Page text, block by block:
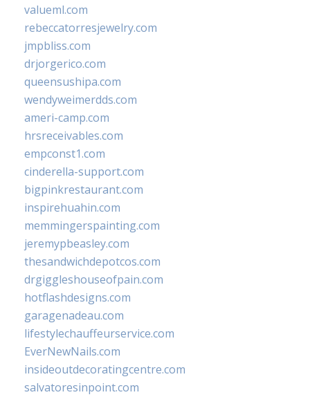
valueml.com
rebeccatorresjewelry.com
jmpbliss.com
drjorgerico.com
queensushipa.com
wendyweimerdds.com
ameri-camp.com
hrsreceivables.com
empconst1.com
cinderella-support.com
bigpinkrestaurant.com
inspirehuahin.com
memmingerspainting.com
jeremypbeasley.com
thesandwichdepotcos.com
drgiggleshouseofpain.com
hotflashdesigns.com
garagenadeau.com
lifestylechauffeurservice.com
EverNewNails.com
insideoutdecoratingcentre.com
salvatoresinpoint.com